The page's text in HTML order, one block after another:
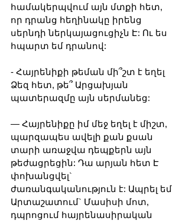
համակերպվում այն մտքի հետ,
որ դրանց հեղինակը իրենց
սերնդի ներկայացուցիչն Է: Ու ես
հպարտ եմ դրանով:
- Հայրենիքի թեման մի՞շտ է եղել
Ձեզ հետ, թե՞ Արցախյան
պատերազմը այն սերմանեց:
— Հայրենիքը իմ մեջ եղել է միշտ,
պարզապես ավելի քան քսան
տարի առաջվա դեպքերն այն
թեժացրեցին: Դա արյան հետ Է
փոխանցվել`
ժառանգականություն է: Ապրել եմ
Արտաշատում` Մասիսի մոտ,
դպրոցում հայրենասիրական